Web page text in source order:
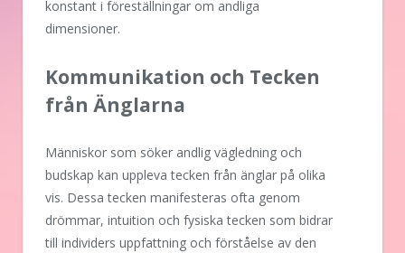
konstant i föreställningar om andliga
dimensioner.
Kommunikation och Tecken
från Änglarna
Människor som söker andlig vägledning och
budskap kan uppleva tecken från änglar på olika
vis. Dessa tecken manifesteras ofta genom
drömmar, intuition och fysiska tecken som bidrar
till individers uppfattning och förståelse av den